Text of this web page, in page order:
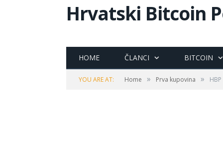
Hrvatski Bitcoin
HOME ČLANCI BITCOIN
YOU ARE AT: Home » Prva kupovina » HBP